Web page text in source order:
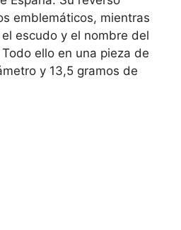
emblemáticos, mientras
escudo y el nombre del
ello en una pieza de
y 13,5 gramos de